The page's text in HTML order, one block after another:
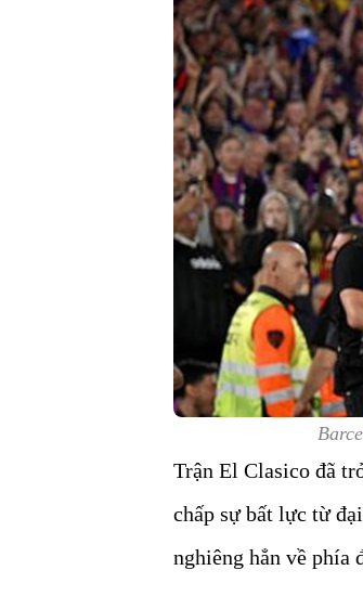
Trận El Clasico đã
chấp sự bất lực từ
nghiêng hẳn về phía